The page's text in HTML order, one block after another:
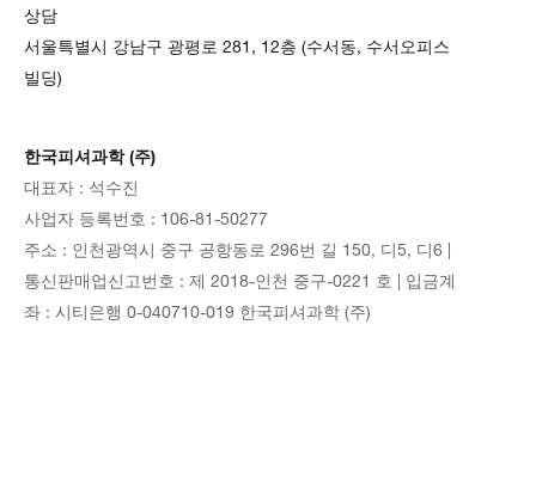
상담
서울특별시 강남구 광평로 281, 12층 (수서동, 수서오피스
빌딩)
한국피셔과학 (주)
대표자 : 석수진
사업자 등록번호 : 106-81-50277
주소 : 인천광역시 중구 공항동로 296번 길 150, 디5, 디6 |
통신판매업신고번호 : 제 2018-인천 중구-0221 호 | 입금계
좌 : 시티은행 0-040710-019 한국피셔과학 (주)